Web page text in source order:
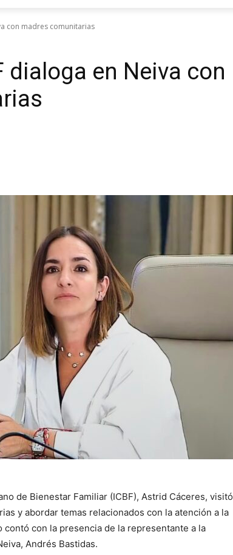
con madres comunitarias
dialoga en Neiva con
de Bienestar Familiar (ICBF), Astrid Cáceres, visitó
y abordar temas relacionados con la atención a la
contó con la presencia de la representante a la
Andrés Bastidas.